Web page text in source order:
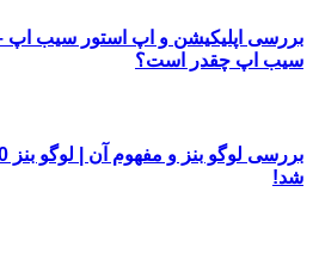
بررسی اپلیکیشن و اپ استور سیب اپ
سیب اپ چقدر است؟
شد!